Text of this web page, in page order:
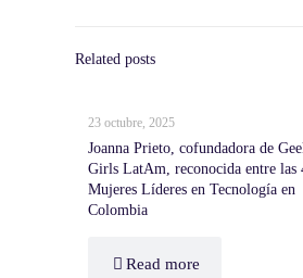
Related posts
23 octubre, 2025
Joanna Prieto, cofundadora de
Girls LatAm, reconocida entre las
Mujeres Líderes en Tecnología en
Colombia
Read more